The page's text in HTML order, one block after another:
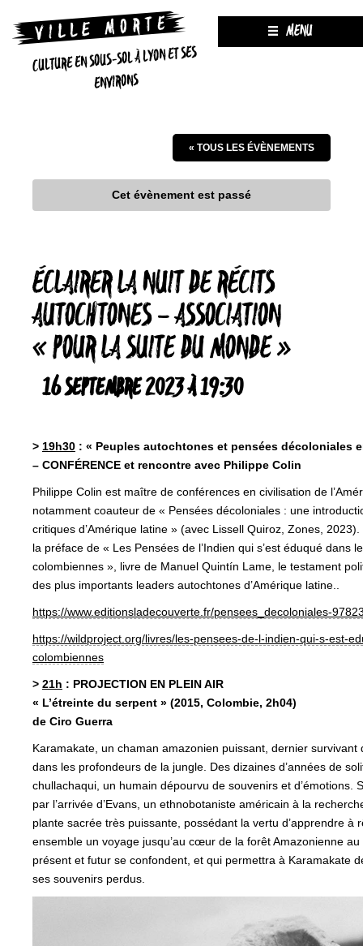
CULTURE EN SOUS-SOL À LYON ET SES
ENVIRONS
MENU
« TOUS LES ÉVÈNEMENTS
Cet évènement est passé
ÉCLAIRER LA NUIT DE RÉCITS
AUTOCHTONES – ASSOCIATION
« POUR LA SUITE DU MONDE »
16 SEPTEMBRE 2023 À 19:30
> 19h30 : « Peuples autochtones et pensées décoloniales
– CONFÉRENCE et rencontre avec Philippe Colin
Philippe Colin est maître de conférences en civilisation de
notamment coauteur de « Pensées décoloniales : une
critiques d’Amérique latine » (avec Lissell Quiroz, Zones,
la préface de « Les Pensées de l’Indien qui s’est éduqué dans
colombiennes », livre de Manuel Quintín Lame, le testament
des plus importants leaders autochtones d’Amérique latine..
https://www.editionsladecouverte.fr/pensees_decoloniales-
https://wildproject.org/livres/les-pensees-de-l-indien-qui-s-est-
colombiennes
> 21h : PROJECTION EN PLEIN AIR
« L’étreinte du serpent » (2015, Colombie, 2h04)
de Ciro Guerra
Karamakate, un chaman amazonien puissant, dernier survivant
dans les profondeurs de la jungle. Des dizaines d’années de
chullachaqui, un humain dépourvu de souvenirs et d’émotions.
par l’arrivée d’Evans, un ethnobotaniste américain à la
plante sacrée très puissante, possédant la vertu d’apprendre à
ensemble un voyage jusqu’au cœur de la forêt Amazonienne
présent et futur se confondent, et qui permettra à Karamakate
ses souvenirs perdus.